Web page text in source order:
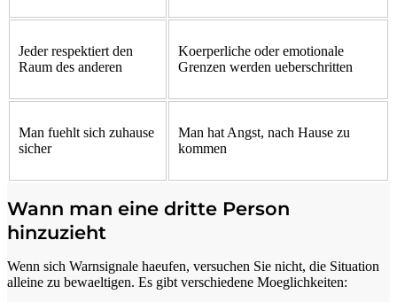
Jeder respektiert den
Raum des anderen
Koerperliche oder emotionale
Grenzen werden ueberschritten
Man fuehlt sich zuhause
sicher
Man hat Angst, nach Hause zu
kommen
Wann man eine dritte Person
hinzuzieht
Wenn sich Warnsignale haeufen, versuchen Sie nicht, die Situation
alleine zu bewaeltigen. Es gibt verschiedene Moeglichkeiten: